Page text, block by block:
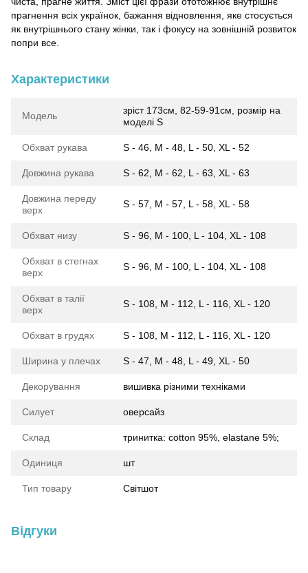
прагнення всіх українок, бажання відновлення, яке стосується
як внутрішнього стану жінки, так і фокусу на зовнішній розвиток
попри все.
Характеристики
Модель
зріст 173см, 82-59-91см, розмір на
моделі S
Обхват рукава S - 46, M - 48, L - 50, XL - 52
Довжина рукава S - 62, M - 62, L - 63, XL - 63
Довжина переду
верх
S - 57, M - 57, L - 58, XL - 58
Обхват низу S - 96, M - 100, L - 104, XL - 108
Обхват в стегнах
верх
S - 96, M - 100, L - 104, XL - 108
Обхват в талії
верх
S - 108, M - 112, L - 116, XL - 120
Обхват в грудях S - 108, M - 112, L - 116, XL - 120
Ширина у плечах S - 47, M - 48, L - 49, XL - 50
Декорування вишивка різними техніками
Силует оверсайз
Склад тринитка: cotton 95%, elastane 5%;
Одиниця шт
Тип товару Світшот
Відгуки